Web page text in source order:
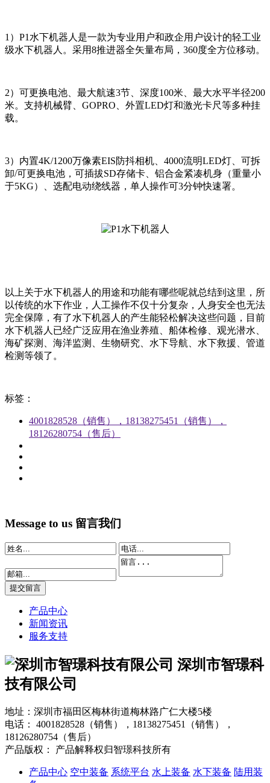
1）P1水下机器人是一款为专业用户和政企用户设计的轻工业
级水下机器人。采用8推进器全矢量布局，360度全方位移动。
2）可更换电池、最大航速3节、深度100米、最大水平半径200
米。支持机械臂、GOPRO、外置LED灯和激光卡尺等多种挂
载。
3）内置4K/1200万像素EIS防抖相机、4000流明LED灯、可拆
卸/可更换电池，可插拔SD存储卡、铝合金紧凑机身（重量小
于5KG）、选配电动绕线器，单人操作可3分钟快速署。
以上关于水下机器人的用途和功能有哪些呢就总结到这里，所
以传统的水下作业，人工操作不仅十分复杂，人身安全也无法
完全保障，有了水下机器人的产生能轻松解决这些问题，目前
水下机器人已经广泛应用在渔业养殖、船体检修、观光潜水、
海矿探测、海洋监测、生物研究、水下导航、水下救援、管道
检测等领了。
标签：
4001828528（销售），18138275451（销售），
18126280754（售后）
Message to us 留言我们
产品中心
新闻资讯
服务支持
深圳市智璟科
技有限公司
地址：深圳市福田区梅林街道梅林路广仁大楼5楼
电话： 4001828528（销售），18138275451（销售），
18126280754（售后）
产品版权： 产品解释权归智璟科技所有
产品中心 空中装备 系统平台 水上装备 水下装备 陆用装